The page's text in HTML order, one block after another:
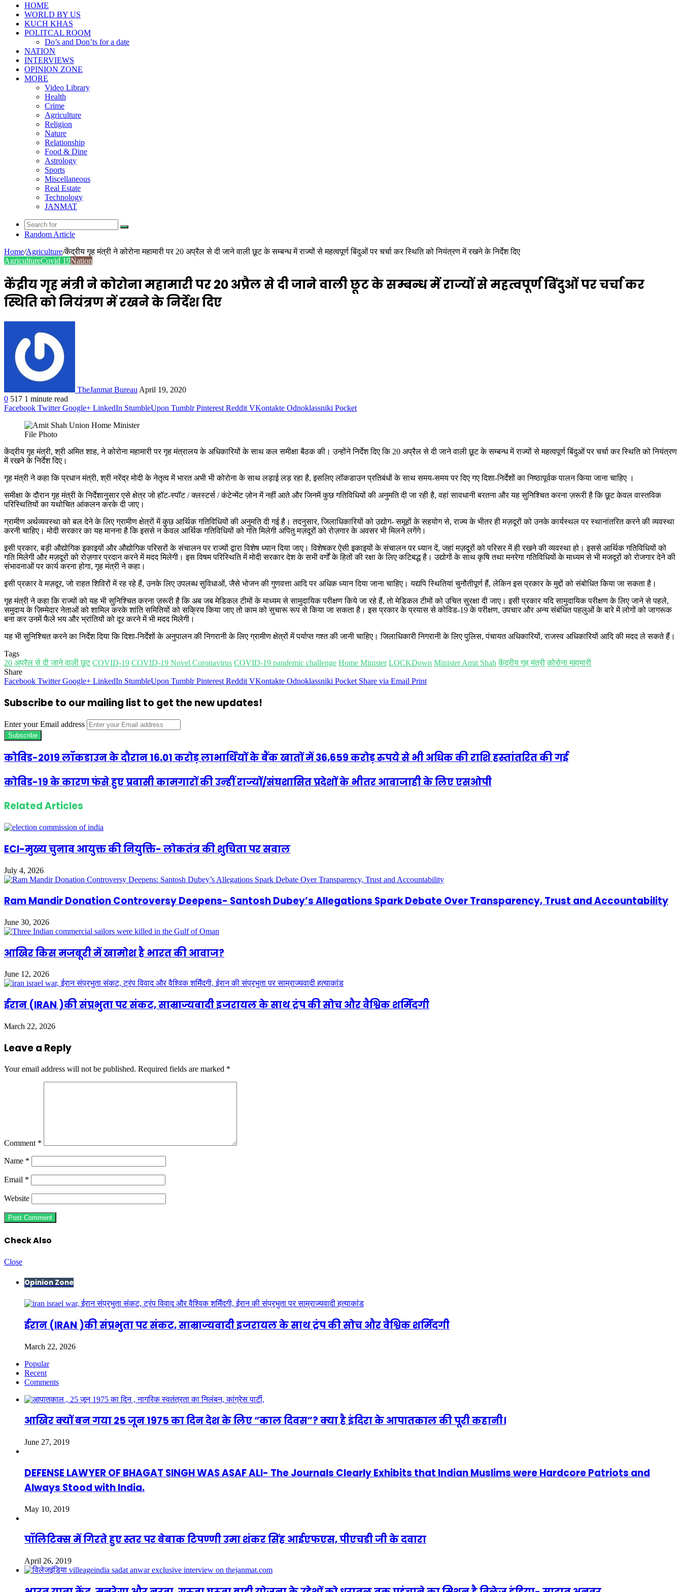
HOME
WORLD BY US
KUCH KHAS
POLITCAL ROOM
Do’s and Don’ts for a date
NATION
INTERVIEWS
OPINION ZONE
MORE
Video Library
Health
Crime
Agriculture
Religion
Nature
Relationship
Food & Dine
Astrology
Sports
Miscellaneous
Real Estate
Technology
JANMAT
Random Article
Home/Agriculture/केंद्रीय गृह मंत्री ने कोरोना महामारी पर 20 अप्रैल से दी जाने वाली छूट के सम्बन्ध में राज्यों से महत्वपूर्ण बिंदुओं पर चर्चा कर स्थिति को नियंत्रण में रखने के निर्देश दिए
AgricultureCovid 19Nation
केंद्रीय गृह मंत्री ने कोरोना महामारी पर 20 अप्रैल से दी जाने वाली छूट के सम्बन्ध में राज्यों से महत्वपूर्ण बिंदुओं पर चर्चा कर
स्थिति को नियंत्रण में रखने के निर्देश दिए
TheJanmat Bureau April 19, 2020
0 517 1 minute read
Facebook Twitter Google+ LinkedIn StumbleUpon Tumblr Pinterest Reddit VKontakte Odnoklassniki Pocket
File Photo
केंद्रीय गृह मंत्री, श्री अमित शाह, ने कोरोना महामारी पर गृह मंत्रालय के अधिकारियों के साथ कल समीक्षा बैठक की। उन्होंने निर्देश दिए कि 20 अप्रैल से दी जाने वाली छूट के सम्बन्ध में राज्यों से महत्वपूर्ण बिंदुओं पर चर्चा कर स्थिति को नियंत्रण
में रखने के निर्देश दिए।
गृह मंत्री ने कहा कि प्रधान मंत्री, श्री नरेंद्र मोदी के नेतृत्व में भारत अभी भी कोरोना के साथ लड़ाई लड़ रहा है, इसलिए लॉकडाउन प्रतिबंधों के साथ समय-समय पर दिए गए दिशा-निर्देशों का निष्ठापूर्वक पालन किया जाना चाहिए ।
समीक्षा के दौरान गृह मंत्री के निर्देशानुसार एसे क्षेत्र जो हॉट-स्पॉट / क्लस्टर्स / कंटेन्मेंट ज़ोन में नहीं आते और जिनमें कुछ गतिविधियों की अनुमति दी जा रही है, वहां सावधानी बरतना और यह सुनिश्चित करना ज़रूरी है कि छूट केवल वास्तविक
परिस्थितियों का यथोचित आंकलन करके दी जाए।
ग्रामीण अर्थव्यवस्था को बल देने के लिए ग्रामीण क्षेत्रों में कुछ आर्थिक गतिविधियों की अनुमति दी गई है। तदनुसार, जिलाधिकारियों को उद्योग- समूहों के सहयोग से, राज्य के भीतर ही मज़दूरों को उनके कार्यस्थल पर स्थानांतरित करने की व्यवस्था
करनी चाहिए। मोदी सरकार का यह मानना है कि इससे न केवल आर्थिक गतिविधियों को गति मिलेगी अपितु मज़दूरों को रोज़गार के अवसर भी मिलने लगेंगे।
इसी प्रकार, बड़ी औद्योगिक इकाइयों और औद्योगिक परिसरों के संचालन पर राज्यों द्वारा विशेष ध्यान दिया जाए। विशेषकर ऐसी इकाइयों के संचालन पर ध्यान दें, जहां मज़दूरों को परिसर में ही रखने की व्यवस्था हो। इससे आर्थिक गतिविधियों को
गति मिलेगी और मज़दूरों को रोज़गार प्रदान करने में मदद मिलेगी। इस विषम परिस्थिति में मोदी सरकार देश के सभी वर्गों के हितों की रक्षा के लिए कटिबद्ध है। उद्योगों के साथ कृषि तथा मनरेगा गतिविधियों के माध्यम से भी मजदूरों को रोजगार देने की
संभावनाओं पर कार्य करना होगा, गृह मंत्री ने कहा।
इसी प्रकार वे मज़दूर, जो राहत शिविरों में रह रहे हैं, उनके लिए उपलब्ध सुविधाओं, जैसे भोजन की गुणवत्ता आदि पर अधिक ध्यान दिया जाना चाहिए। यद्यपि स्थितियां चुनौतीपूर्ण हैं, लेकिन इस प्रकार के मुद्दों को संबोधित किया जा सकता है।
गृह मंत्री ने कहा कि राज्यों को यह भी सुनिश्चित करना ज़रूरी है कि अब जब मेडिकल टीमों के माध्यम से सामुदायिक परीक्षण किये जा रहे हैं, तो मेडिकल टीमों को उचित सुरक्षा दी जाए। इसी प्रकार यदि सामुदायिक परीक्षण के लिए जाने से पहले,
समुदाय के ज़िम्मेदार नेताओं को शामिल करके शांति समितियों को सक्रिय किया जाए तो काम को सुचारू रूप से किया जा सकता है। इस प्रकार के प्रयास से कोविड-19 के परीक्षण, उपचार और अन्य संबंधित पहलुओं के बारे में लोगों को जागरूक
बना कर उनमें फैले भय और भ्रांतियों को दूर करने में भी मदद मिलेगी।
यह भी सुनिश्चित करने का निर्देश दिया कि दिशा-निर्देशों के अनुपालन की निगरानी के लिए ग्रामीण क्षेत्रों में पर्याप्त गश्त की जानी चाहिए। जिलाधिकारी निगरानी के लिए पुलिस, पंचायत अधिकारियों, राजस्व अधिकारियों आदि की मदद ले सकते हैं।
Tags
20 अप्रैल से दी जाने वाली छूट COVID-19 COVID-19 Novel Coronavirus COVID-19 pandemic challenge Home Minister LOCKDown Minister Amit Shah केंद्रीय गृह मंत्री कोरोना महामारी
Share
Facebook Twitter Google+ LinkedIn StumbleUpon Tumblr Pinterest Reddit VKontakte Odnoklassniki Pocket Share via Email Print
Subscribe to our mailing list to get the new updates!
Enter your Email address
कोविड-2019 लॉकडाउन के दौरान 16.01 करोड़ लाभार्थियों के बैंक खातों में 36,659 करोड़ रुपये से भी अधिक की राशि हस्तांतरित की गई
कोविड-19 के कारण फंसे हुए प्रवासी कामगारों की उन्‍हीं राज्‍यों/संघशासित प्रदेशों के भीतर आवाजाही के लिए एसओपी
Related Articles
ECI-मुख्य चुनाव आयुक्त की नियुक्ति- लोकतंत्र की शुचिता पर सवाल
July 4, 2026
Ram Mandir Donation Controversy Deepens- Santosh Dubey’s Allegations Spark Debate Over Transparency, Trust and Accountability
June 30, 2026
आखिर किस मजबूरी में खामोश है भारत की आवाज?
June 12, 2026
ईरान (IRAN )की संप्रभुता पर संकट, साम्राज्यवादी इजरायल के साथ ट्रंप की सोच और वैश्विक शर्मिंदगी
March 22, 2026
Leave a Reply
Your email address will not be published. Required fields are marked *
Comment *
Name *
Email *
Website
Check Also
Close
Opinion Zone
ईरान (IRAN )की संप्रभुता पर संकट, साम्राज्यवादी इजरायल के साथ ट्रंप की सोच और वैश्विक शर्मिंदगी
March 22, 2026
Popular
Recent
Comments
आखिर क्यों बन गया 25 जून 1975 का दिन देश के लिए “काल दिवस”? क्या है इंदिरा के आपातकाल की पूरी कहानी।
June 27, 2019
DEFENSE LAWYER OF BHAGAT SINGH WAS ASAF ALI- The Journals Clearly Exhibits that Indian Muslims were Hardcore Patriots and
Always Stood with India.
May 10, 2019
पॉलिटिक्स में गिरते हुए स्तर पर बेबाक टिपण्णी उमा शंकर सिंह आईएफएस, पीएचडी जी के दवारा
April 26, 2019